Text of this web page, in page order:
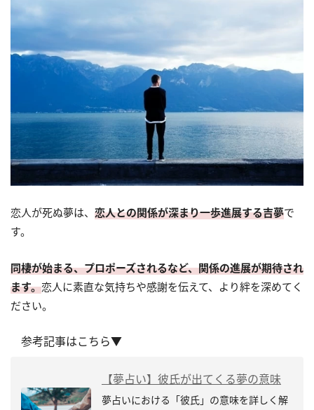
恋人が死ぬ夢は、 恋人との関係が深まり一歩進展する吉夢で
す。
同棲が始まる、プロポーズされるなど、関係の進展が期待され
ます。恋人に素直な気持ちや感謝を伝えて、より絆を深めてく
ださい。
参考記事はこちら▼
【夢占い】彼氏が出てくる夢の意味
夢占いにおける「彼氏」の意味を詳しく解